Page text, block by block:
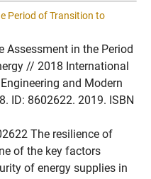
Period of Transition to
Assessment in the Period
// 2018 International
and Modern
ID: 8602622. 2019. ISBN
The resilience of
of the key factors
of energy supplies in